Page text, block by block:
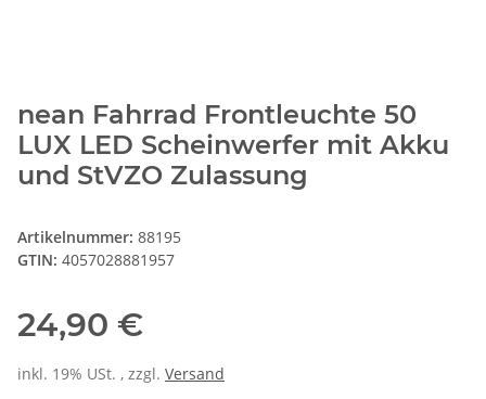
nean Fahrrad Frontleuchte 50
LUX LED Scheinwerfer mit Akku
und StVZO Zulassung
Artikelnummer: 88195
GTIN: 4057028881957
24,90 €
inkl. 19% USt. , zzgl. Versand